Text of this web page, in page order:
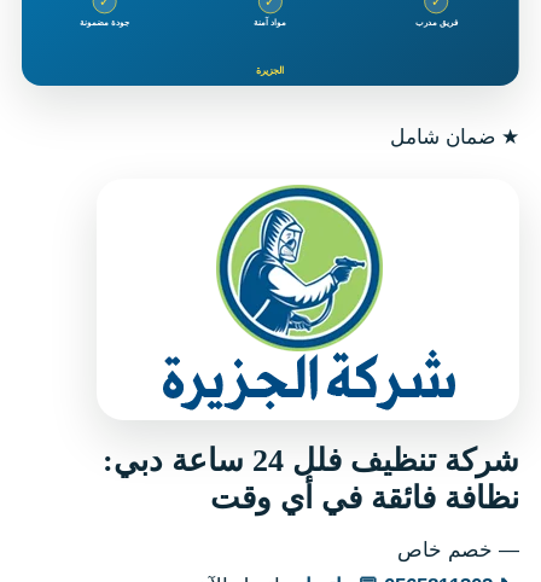
★ ضمان شامل
شركة تنظيف فلل 24 ساعة دبي:
نظافة فائقة في أي وقت
— خصم خاص